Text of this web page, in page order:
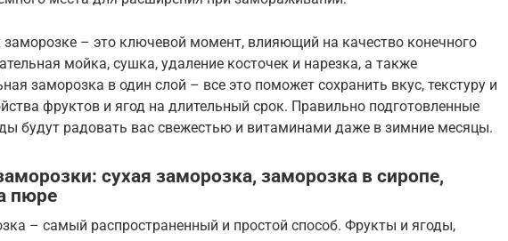
заморозке – это ключевой момент, влияющий на качество конечного
мойка, сушка, удаление косточек и нарезка, а также
заморозка в один слой – все это поможет сохранить вкус, текстуру и
фруктов и ягод на длительный срок. Правильно подготовленные
будут радовать вас свежестью и витаминами даже в зимние месяцы.
сухая заморозка, заморозка в сиропе,
пюре
– самый распространенный и простой способ. Фрукты и ягоды,